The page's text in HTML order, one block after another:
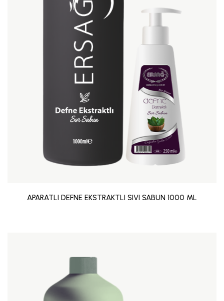
APARATLI DEFNE EKSTRAKTLI SIVI SABUN 1000 ML